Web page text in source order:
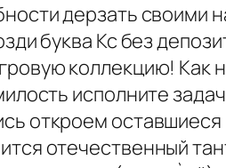
дерзать своими
буква Кс без
коллекцию! Как
исполните
откроем
отечественный